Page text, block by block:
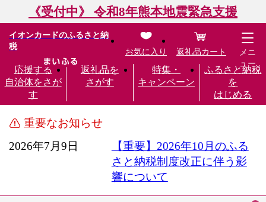
《受付中》 令和8年熊本地震緊急支援
イオンカードのふるさと納
税
応援する
自治体をさが
す
返礼品を
さがす
特集・
キャンペーン
ふるさと納税
を
はじめる
お気に入り 返礼品カート
メニ
ュー
重要なお知らせ
2026年7月9日
【重要】2026年10月のふる
さと納税制度改正に伴う影
響について